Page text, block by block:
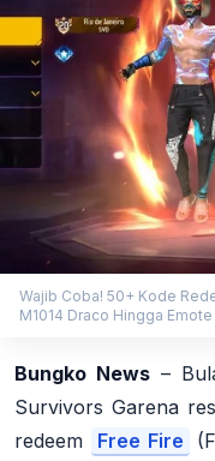
Wajib Coba! 50+ Kode
M1014 Draco Hingga
Bungko News–
Survivors Garena
redeem
Free Fire